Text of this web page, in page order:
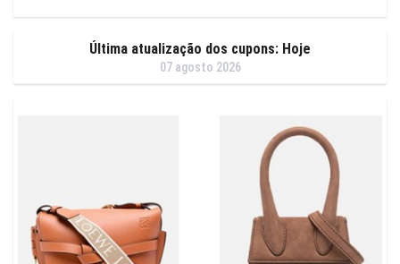
Última atualização dos cupons: Hoje
07 agosto 2026